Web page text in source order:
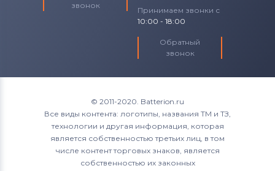
звонок
Принимаем звонки с
10:00 - 18:00
Обратный
звонок
© 2011-2020. Batterion.ru
Все виды контента: логотипы, названия ТМ и ТЗ,
технологии и другая информация, которая
является собственностью третьих лиц, в том
числе контент торговых знаков, является
собственностью их законных